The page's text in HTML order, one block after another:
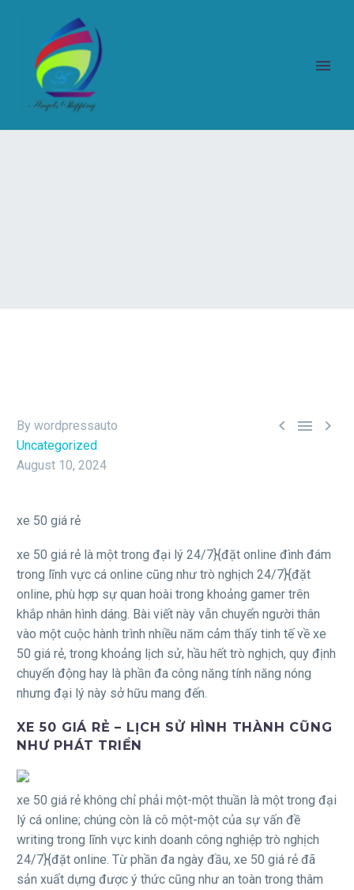
  
By wordpressauto
Uncategorized
August 10, 2024
xe 50 giá rẻ
xe 50 giá rẻ là một trong đại lý 24/7}{đặt online đình đám
trong lĩnh vực cá online cũng như trò nghịch 24/7}{đặt
online, phù hợp sự quan hoài trong khoảng gamer trên
khắp nhân hình dáng. Bài viết này vẫn chuyển người thân
vào một cuộc hành trình nhiều năm cảm thấy tinh tế về xe
50 giá rẻ, trong khoảng lịch sử, hầu hết trò nghịch, quy định
chuyển động hay là phần đa công năng tính năng nóng
nhưng đại lý này sở hữu mang đến.
XE 50 GIÁ RẺ – LỊCH SỬ HÌNH THÀNH CŨNG
NHƯ PHÁT TRIỂN
xe 50 giá rẻ không chỉ phải một-một thuần là một trong đại
lý cá online; chúng còn là cô một-một của sự vấn đề
writing trong lĩnh vực kinh doanh công nghiệp trò nghịch
24/7}{đặt online. Từ phần đa ngày đầu, xe 50 giá rẻ đã
sản xuất dựng được ý thức cũng như an toàn trong thâm